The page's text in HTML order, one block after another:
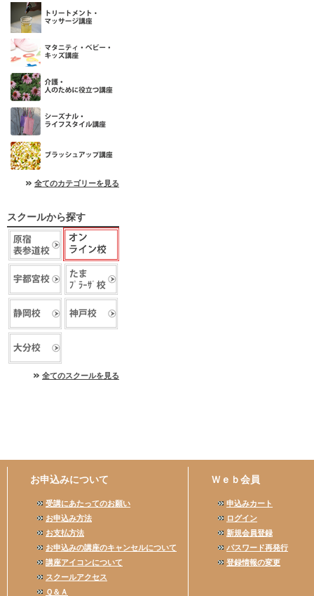
全てのカテゴリーを見る
スクールから探す
全てのスクールを見る
お申込みについて
受講にあたってのお願い
お申込み方法
お支払方法
お申込みの講座のキャンセルについて
講座アイコンについて
スクールアクセス
Ｑ＆Ａ
Ｗｅｂ会員
申込みカート
ログイン
新規会員登録
パスワード再発行
登録情報の変更